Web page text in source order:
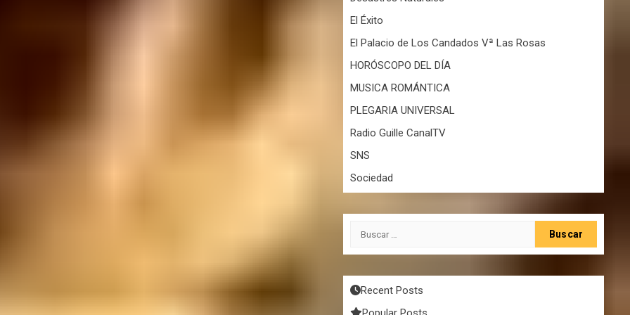
El Éxito
El Palacio de Los Candados Vª Las Rosas
HORÓSCOPO DEL DÍA
MUSICA ROMÁNTICA
PLEGARIA UNIVERSAL
Radio Guille CanalTV
SNS
Sociedad
Buscar:
Recent Posts